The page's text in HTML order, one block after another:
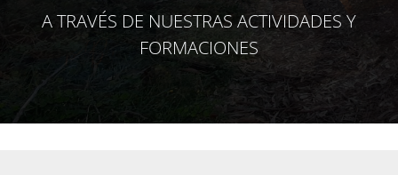
A TRAVÉS DE NUESTRAS ACTIVIDADES Y
FORMACIONES